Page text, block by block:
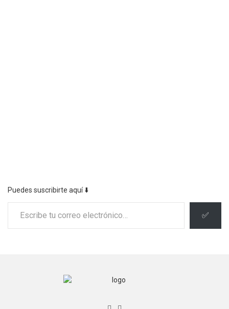
Puedes suscribirte aquí ⬇️
Escribe tu correo electrónico…
✅